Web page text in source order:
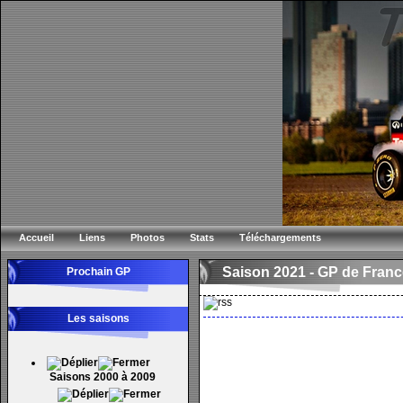
Accueil Liens Photos Stats Téléchargements
Prochain GP
Les saisons
Saisons 2000 à 2009
Saison 2021 - GP de